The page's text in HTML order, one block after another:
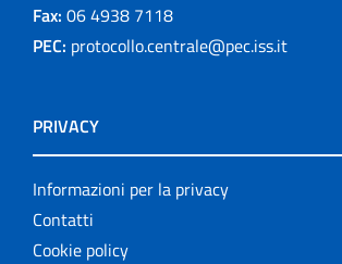
Fax: 06 4938 7118
PEC: protocollo.centrale@pec.iss.it
PRIVACY
Informazioni per la privacy
Contatti
Cookie policy